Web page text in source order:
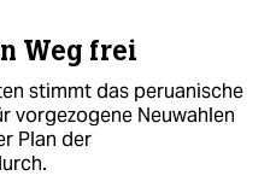
Weg frei
stimmt das peruanische
vorgezogene Neuwahlen
Plan der